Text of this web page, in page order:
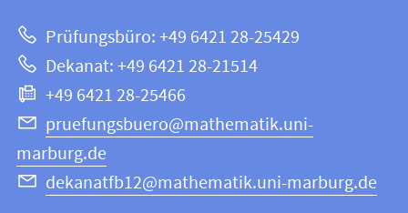
Website
und
Informatik
Prüfungsbüro: +49 6421 28-25429
Dekanat: +49 6421 28-21514
+49 6421 28-25466
pruefungsbuero@mathematik.uni-
marburg.de
dekanatfb12@mathematik.uni-marburg.de